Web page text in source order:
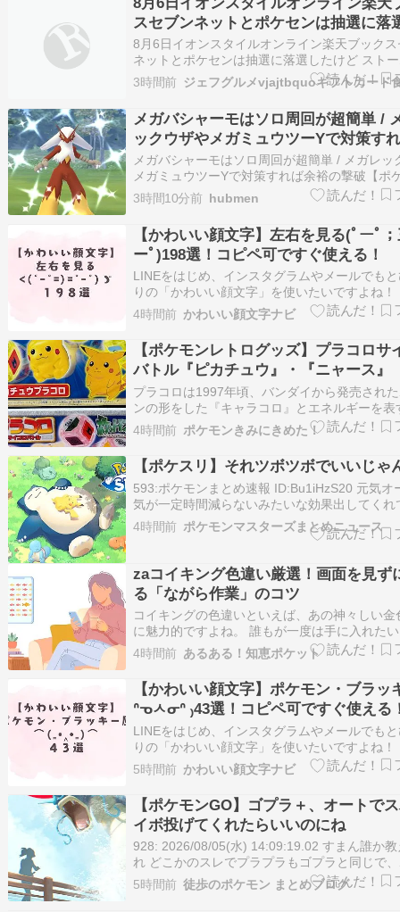
スセブンネットとポケセンは抽選に落
けど ストームエメラルダ スターター
ex 30theセレブレーション ここでポケ
周年G-SHOCKモデル買えたなう
8月6日イオンスタイルオンライン楽天ブック
ネットとポケセンは抽選に落選したけど スト
ラルダ スターターセットex 30theセレブレー
こでポケモン30周年G-SHOCKモデル買えたな
ブログ村 人気ブログランキング
3時間前
メガバシャーモはソロ周回が超簡単 /
ックウザやメガミュウツーYで対策す
裕の撃破【ポケモンGO】
メガバシャーモはソロ周回が超簡単 / メガレッ
メガミュウツーYで対策すれば余裕の撃破【ポ
GO】 - ガジェット通信 続きを読む
3時間10分前 hubmen
【かわいい顔文字】左右を見る(ﾟーﾟ
ーﾟ)198選！コピペ可ですぐ使える！
LINEをはじめ、インスタグラムやメールでも
りの「かわいい顔文字」を使いたいですよね！
の記事では「左右を見る」ときに使える顔文
まとめてみました/(ﾟﾟ*))((*ﾟﾟ)ゝ 1つだけでも
いですし、2つ以上組み合わせてもかわいいの
ーして自…
4時間前 かわいい顔文字ナビ
【ポケモンレトログッズ】プラコロサ
バトル『ピカチュウ』・『ニャース』
プラコロは1997年頃、バンダイから発売され
ンの形をした『キャラコロ』とエネルギーを表
コロ』を振って戦う、2人用の対戦型サイコロ
先月（7月）には、まさかの復活を遂げてリニ
版が発売。全国のポケモンセンター、家電量
他玩具売り場にて早速見か…
4時間前 ポケモンきみにきめた！
【ポケスリ】それツボツボでいいじゃ
593:ポケモンまとめ速報 ID:Bu1iHzS20 元気オ
気が一定時間減らないみたいな効果出してくれ
んよ 594:ポケモンまとめ速報 ID:VmdnhWSp0
ツボツボでいいじゃん 595:ポケモンまとめ速報
4時間前 ポケモンマスターズまとめニュース
zaコイキング色違い厳選！画面を見ず
る「ながら作業」のコツ
コイキングの色違いといえば、あの神々しい金
に魅力的ですよね。 誰もが一度は手に入れた
特別なポケモンですが、水辺をじっと見つめ続
は、正直言って目が疲れてしまいます。 仕事
忙しい毎日の中で、ゲームの画面だけに集中
確保するのは、想像以上にハード…
4時間前 あるある！知恵ポケット
【かわいい顔文字】ポケモン・ブラッ
ᐢᓀㅅᓂᐢ ₎43選！コピペ可ですぐ使える
LINEをはじめ、インスタグラムやメールでも
りの「かわいい顔文字」を使いたいですよね！
の記事では「ポケモン・ブラッキー風」を表現
に使える顔文字43選をまとめてみました(ᐢ◔・
けでも十分かわいいですし、2つ以上組み合わ
わいいので、コピー…
5時間前 かわいい顔文字ナビ
【ポケモンGO】ゴプラ＋、オートで
イボ投げてくれたらいいのにね
928: 2026/08/05(水) 14:09:19.02 すまん誰か
れ どこかのスレでプラプラもゴプラと同じで
をポチポチしなくても重りか何かを置いてボタ
ぱなしでも自動でボール投げてくれると聞い
5時間前 徒歩のポケモン まとめブログ